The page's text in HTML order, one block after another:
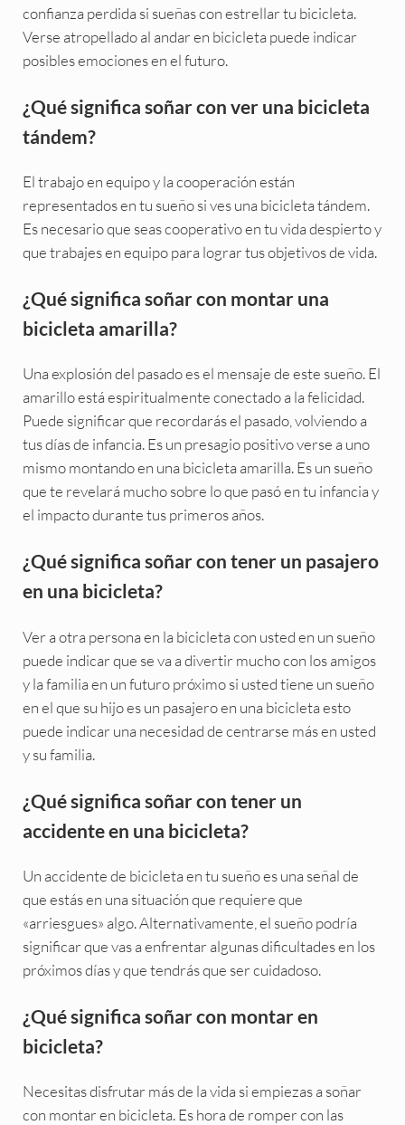
confianza perdida si sueñas con estrellar tu bicicleta.
Verse atropellado al andar en bicicleta puede indicar
posibles emociones en el futuro.
¿Qué significa soñar con ver una bicicleta
tándem?
El trabajo en equipo y la cooperación están
representados en tu sueño si ves una bicicleta tándem.
Es necesario que seas cooperativo en tu vida despierto y
que trabajes en equipo para lograr tus objetivos de vida.
¿Qué significa soñar con montar una
bicicleta amarilla?
Una explosión del pasado es el mensaje de este sueño. El
amarillo está espiritualmente conectado a la felicidad.
Puede significar que recordarás el pasado, volviendo a
tus días de infancia. Es un presagio positivo verse a uno
mismo montando en una bicicleta amarilla. Es un sueño
que te revelará mucho sobre lo que pasó en tu infancia y
el impacto durante tus primeros años.
¿Qué significa soñar con tener un pasajero
en una bicicleta?
Ver a otra persona en la bicicleta con usted en un sueño
puede indicar que se va a divertir mucho con los amigos
y la familia en un futuro próximo si usted tiene un sueño
en el que su hijo es un pasajero en una bicicleta esto
puede indicar una necesidad de centrarse más en usted
y su familia.
¿Qué significa soñar con tener un
accidente en una bicicleta?
Un accidente de bicicleta en tu sueño es una señal de
que estás en una situación que requiere que
«arriesgues» algo. Alternativamente, el sueño podría
significar que vas a enfrentar algunas dificultades en los
próximos días y que tendrás que ser cuidadoso.
¿Qué significa soñar con montar en
bicicleta?
Necesitas disfrutar más de la vida si empiezas a soñar
con montar en bicicleta. Es hora de romper con las